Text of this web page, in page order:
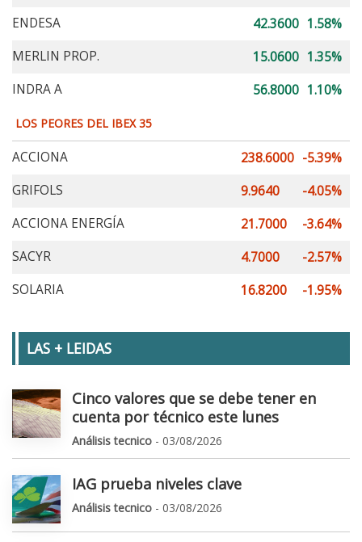
ENDESA
42.3600 1.58%
MERLIN PROP.
15.0600 1.35%
INDRA A
56.8000 1.10%
LOS PEORES DEL IBEX 35
ACCIONA 238.6000 -5.39%
GRIFOLS
9.9640
-4.05%
ACCIONA ENERGÍA
21.7000
-3.64%
SACYR
4.7000
-2.57%
SOLARIA
16.8200 -1.95%
LAS + LEIDAS
Cinco valores que se debe tener en
cuenta por técnico este lunes
Análisis tecnico - 03/08/2026
IAG prueba niveles clave
Análisis tecnico - 03/08/2026